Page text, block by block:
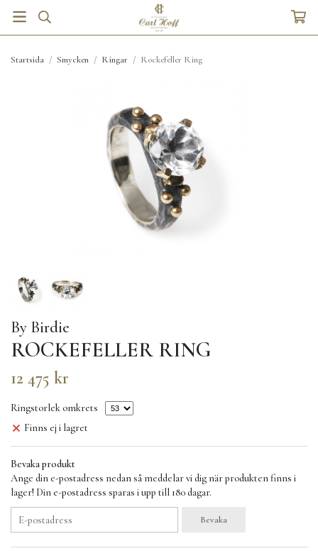
Startsida / Smycken / Ringar / Rockefeller Ring
By Birdie
ROCKEFELLER RING
12 475 kr
Ringstorlek omkrets
Finns ej i lagret
Bevaka produkt
Ange din e-postadress nedan så meddelar vi dig när produkten finns i
lager! Din e-postadress sparas i upp till 180 dagar.
Bevaka